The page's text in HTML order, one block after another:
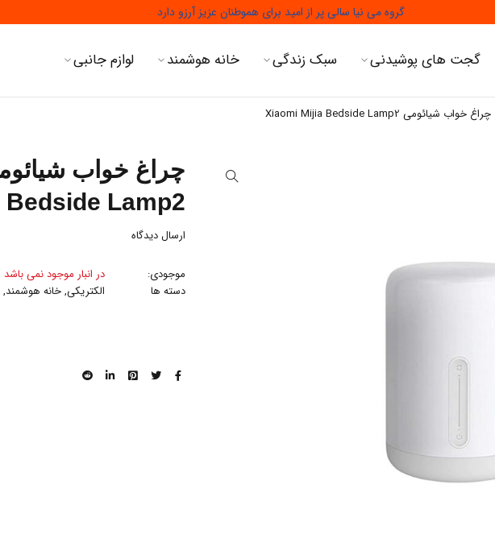
گروه می نیا سالی پر از امید برای هموطنان عزیز آرزو دارد
گجت های پوشیدنی سبک زندگی خانه هوشمند لوازم جانبی
چراغ خواب شیائومی Xiaomi Mijia Bedside Lamp2
Bedside Lamp2
ارسال دیدگاه
موجودی:
در انبار موجود نمی باشد
دسته ها
الکتریکی,خانه هوشمند,